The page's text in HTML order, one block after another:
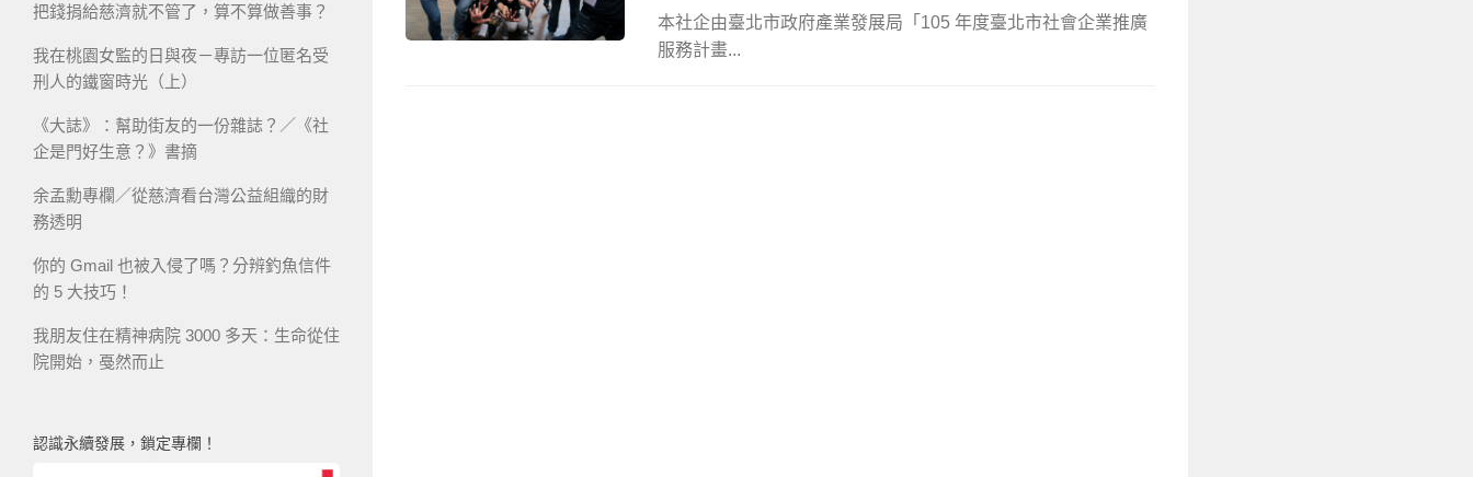
本社企由臺北市政府產業發展局「105 年度臺北市社會企業推廣
服務計畫...
把錢捐給慈濟就不管了，算不算做善事？
我在桃園女監的日與夜－專訪一位匿名受
刑人的鐵窗時光（上）
《大誌》：幫助街友的一份雜誌？／《社
企是門好生意？》書摘
余孟勳專欄／從慈濟看台灣公益組織的財
務透明
你的 Gmail 也被入侵了嗎？分辨釣魚信件
的 5 大技巧！
我朋友住在精神病院 3000 多天：生命從住
院開始，戞然而止
認識永續發展，鎖定專欄！